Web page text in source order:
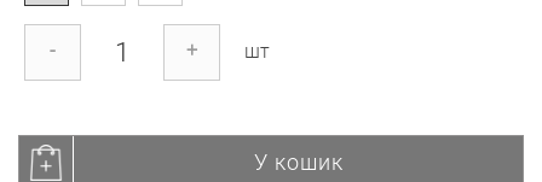
- + шт
У кошик